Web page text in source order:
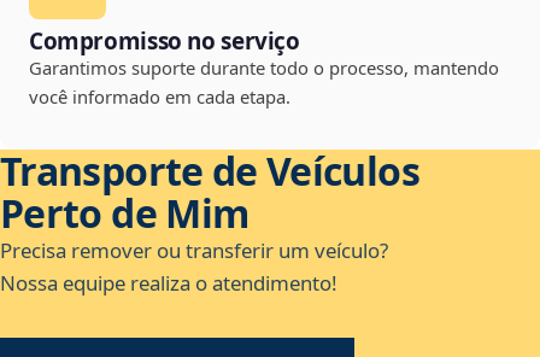
Compromisso no serviço
Garantimos suporte durante todo o processo, mantendo
você informado em cada etapa.
Transporte de Veículos
Perto de Mim
Precisa remover ou transferir um veículo?
Nossa equipe realiza o atendimento!